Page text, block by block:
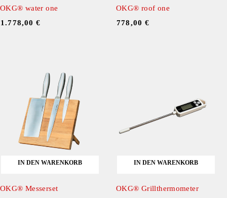
OKG® water one
1.778,00€
OKG® roof one
ㅤ778,00 €
IN DEN WARENKORB
OKG® Messerset
IN DEN WARENKORB
OKG® Grillthermometer